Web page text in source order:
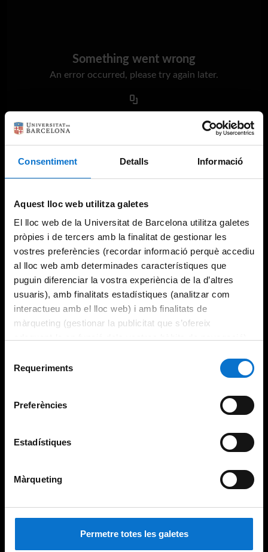
Consentiment Detalls Informació
Aquest lloc web utilitza galetes
El lloc web de la Universitat de Barcelona utilitza galetes
pròpies i de tercers amb la finalitat de gestionar les
vostres preferències (recordar informació perquè accediu
al lloc web amb determinades característiques que
puguin diferenciar la vostra experiència de la d’altres
usuaris), amb finalitats estadístiques (analitzar com
interactueu amb el lloc web) i amb finalitats de
màrqueting (gestionar la publicitat que s’ofereix
consultar laPolítica de galetes del lloc web de la
Requeriments
Preferències
Estadístiques
Màrqueting
Permetre totes les galetes
Something went wrong
An error occurred, please try again later.